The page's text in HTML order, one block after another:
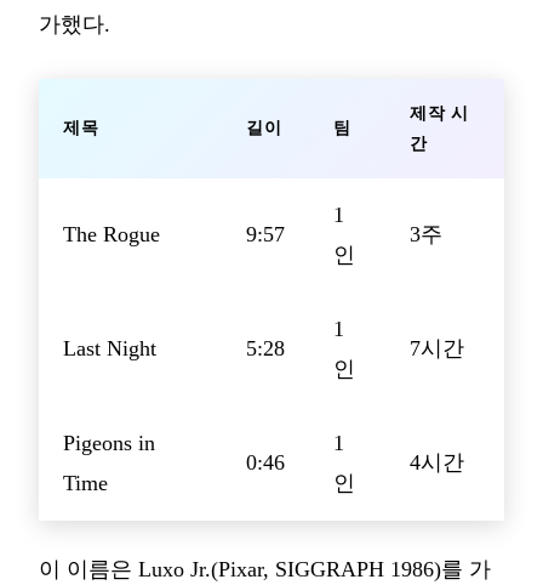
가했다.
제목 길이 팀
제작 시
간
The Rogue 9:57
1
인
3주
Last Night 5:28
1
인
7시간
Pigeons in
Time
0:46
1
인
4시간
이 이름은 Luxo Jr.(Pixar, SIGGRAPH 1986)를 가